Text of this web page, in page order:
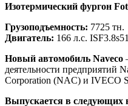
Изотермический фургон
Грузоподъемность: 7725 тн.
Двигатель: 166 л.с.
Новый автомобиль Naveco
деятельности предприятий
Corporation (NAC) и IVECO
Выпускается в следующих